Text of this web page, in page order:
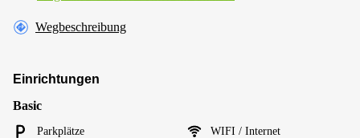
Wegbeschreibung
Einrichtungen
Basic
Parkplätze WIFI / Internet